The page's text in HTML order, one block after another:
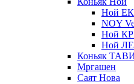
Ной
NOY
Ной
Ной
Коньяк
Мргашен
Саят Нова